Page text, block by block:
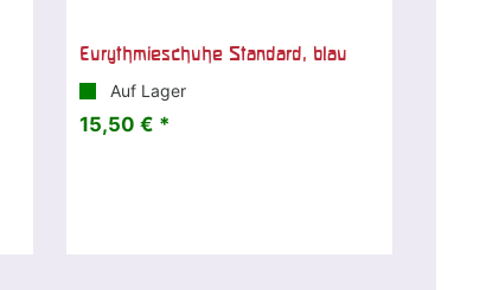
Eurythmieschuhe Standard, blau
Auf Lager
15,50 € *